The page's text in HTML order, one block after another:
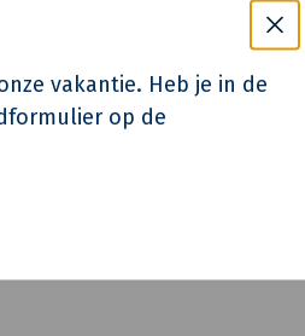
vakantie. Heb je in de
op de
De kozijnen in de gevels
architecten BNA